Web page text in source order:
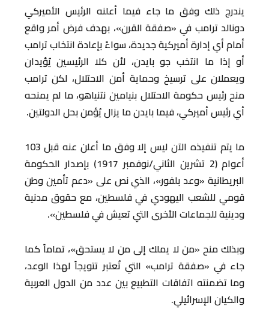
يندرج ذلك وفق ما جاء فيما أعلنه الرئيس الأميركي
دونالد ترامب في «صفقة القرن»، بهدف فرض أمر واقع
أمام أي إدارة أميركية جديدة، سواءً بإعادة انتخاب ترامب
أو إذا ما انتخب جو بايدن، لأن كلا الرئيسين يُؤيدان
ويعملان على ترسيخ وحماية أمن الاحتلال، لكن ترامب
منح رئيس حكومة الاحتلال بنيامين نتنياهو، ما لم يمنحه
أي رئيس أميركي، فيما بايدن ما يزال يُؤمن بحل الدولتين.
ما يتم تنفيذه الآن ليس إلا وفق ما أعلن عنه قبل 103
أعوام (2 تشرين الثاني/نوفمبر 1917) بإصدار الحكومة
البريطانية «وعد بلفور»، الذي نص على «دعم تأمين وطن
قومي للشعب اليهودي في فلسطين، مع حقوق مدنية
ودينية للجماعات الأخرى التي تعيش في فلسطين».
وبذلك منح «من لا يملك إلى من لا يستحق»، تماماً كما
جاء في «صفقة ترامب» التي تُعتبر تتويجاً لهذا الوعد،
وما تضمنته اتفاقات التطبيع بين عدد من الدول العربية
والكيان الإسرائيلي.